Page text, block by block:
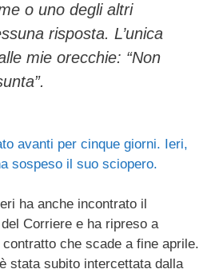
o uno degli altri
risposta. L’unica
mie orecchie: “Non
avanti per cinque giorni. Ieri,
sospeso il suo sciopero.
ha anche incontrato il
Corriere e ha ripreso a
che scade a fine aprile.
stata subito intercettata dalla